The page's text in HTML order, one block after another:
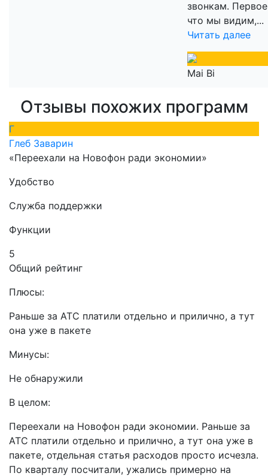
звонкам.
что мы видим,...
Читать далее
Mai Bi
Отзывы похожих программ
Г
Глеб Заварин
«Переехали на Новофон ради экономии»
Удобство
Служба поддержки
Функции
5
Общий рейтинг
Плюсы:
Раньше за АТС платили отдельно и прилично, а тут
она уже в пакете
Минусы:
Не обнаружили
В целом:
Переехали на Новофон ради экономии. Раньше за
АТС платили отдельно и прилично, а тут она уже в
пакете, отдельная статья расходов просто исчезла.
По кварталу посчитали, ужались примерно на